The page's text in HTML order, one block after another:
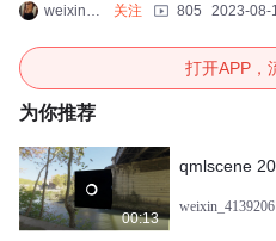
weixin_41392061 关注 805 2023-08-
打开APP，
为你推荐
00:13
qmlscene